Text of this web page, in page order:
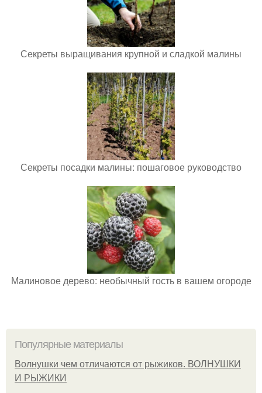
Секреты выращивания крупной и сладкой малины
Секреты посадки малины: пошаговое руководство
Малиновое дерево: необычный гость в вашем огороде
Популярные материалы
Волнушки чем отличаются от рыжиков. ВОЛНУШКИ
И РЫЖИКИ